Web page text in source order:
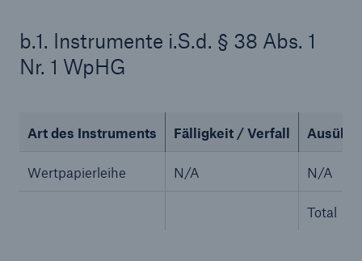
b.1. Instrumente i.S.d. § 38 Abs. 1
Nr. 1 WpHG
Art des Instruments Fälligkeit / Verfall
Wertpapierleihe N/A N/A
Total
600 bn
US Dollar im Jahr 2018